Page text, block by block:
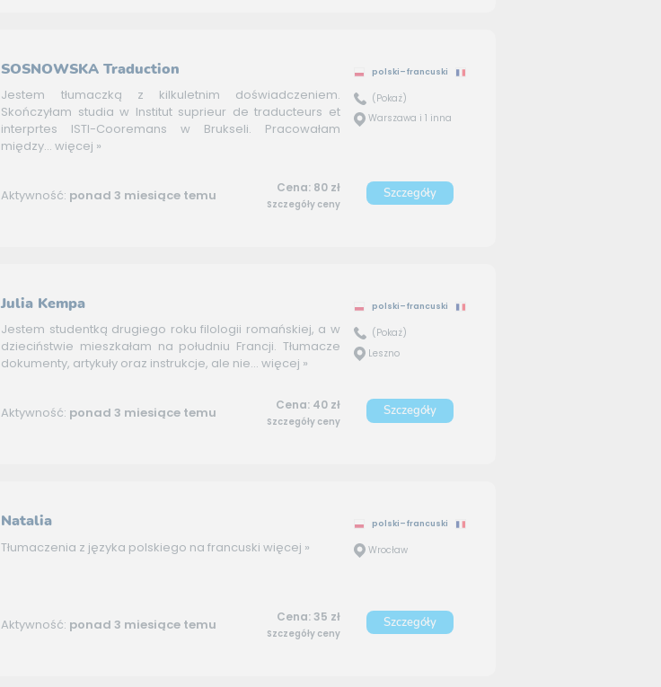
SOSNOWSKA Traduction
Jestem tłumaczką z kilkuletnim doświadczeniem.
Skończyłam studia w Institut suprieur de traducteurs et
interprtes ISTI-Cooremans w Brukseli. Pracowałam
między... więcej »
polski–francuski
(Pokaż)
Warszawa i 1 inna
Aktywność: ponad 3 miesiące temu Cena: 80 zł
Szczegóły ceny
Szczegóły
Julia Kempa
Jestem studentką drugiego roku filologii romańskiej, a w
dzieciństwie mieszkałam na południu Francji. Tłumacze
dokumenty, artykuły oraz instrukcje, ale nie... więcej »
polski–francuski
(Pokaż)
Leszno
Aktywność: ponad 3 miesiące temu Cena: 40 zł
Szczegóły ceny
Szczegóły
Natalia
Tłumaczenia z języka polskiego na francuski więcej »
polski–francuski
Wrocław
Aktywność: ponad 3 miesiące temu Cena: 35 zł
Szczegóły ceny
Szczegóły